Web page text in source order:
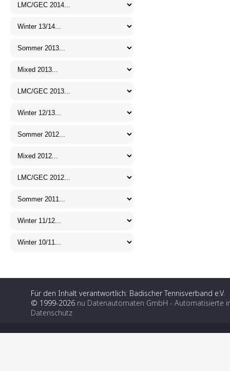
Für den Inhalt verantwortlich: Badischer Tennisverband e.V.
© 1999-2026 nu Datenautomaten GmbH - Automatisierte
Datenschutz